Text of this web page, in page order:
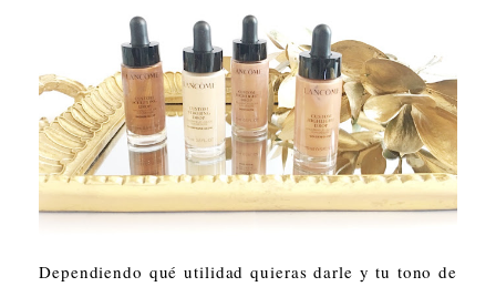
Dependiendo qué utilidad quieras darle y tu tono de